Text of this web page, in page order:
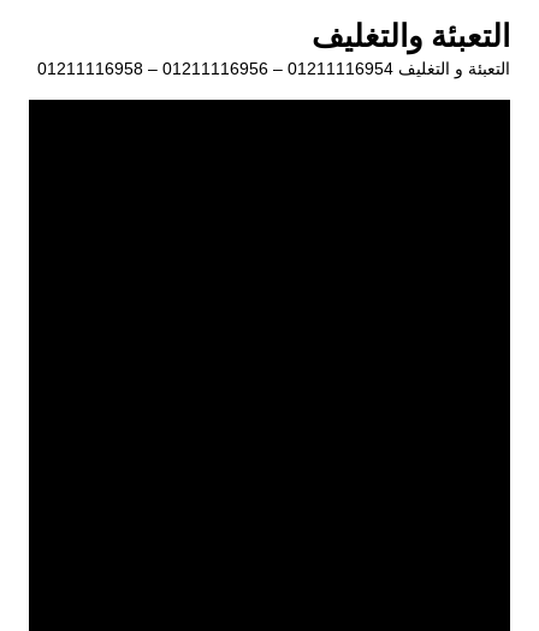
المحتوى
التعبئة والتغليف
التعبئة و التغليف 01211116954 – 01211116956 – 01211116958